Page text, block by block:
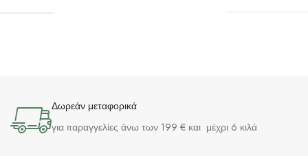
Δωρεάν μεταφορικά
για παραγγελίες άνω των 199 € και μέχρι 6 κιλά